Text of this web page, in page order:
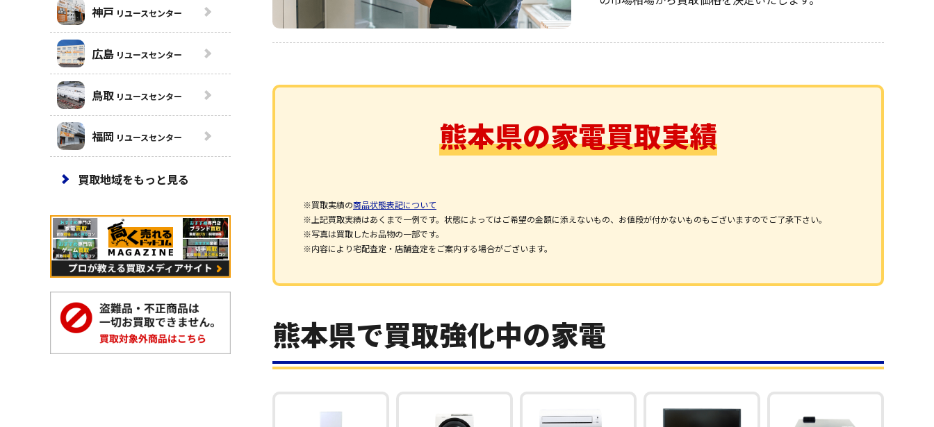
熊本県の家電買取実績
※買取実績の商品状態表記について
※上記買取実績はあくまで一例です。状態によってはご希望の金額に添えないもの、お値段が付かないものもございますのでご了承下さい。
※写真は買取したお品物の一部です。
※内容により宅配査定・店舗査定をご案内する場合がございます。
熊本県で買取強化中の家電
神戸 リユースセンター
広島 リユースセンター
鳥取 リユースセンター
福岡 リユースセンター
買取地域をもっと見る